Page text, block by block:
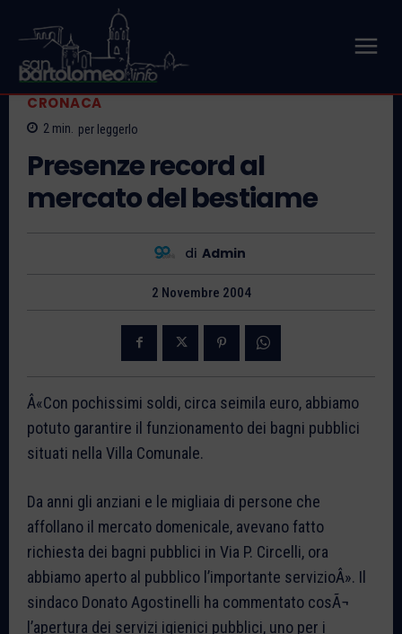
CRONACA
2 min. per leggerlo
Presenze record al
mercato del bestiame
di Admin
2 Novembre 2004
Â«Con pochissimi soldi, circa seimila euro, abbiamo
potuto garantire il funzionamento dei bagni pubblici
situati nella Villa Comunale.
Da anni gli anziani e le migliaia di persone che
affollano il mercato domenicale, avevano fatto
richiesta dei bagni pubblici in Via P. Circelli, ora
abbiamo aperto al pubblico l’importante servizioÂ». Il
sindaco Donato Agostinelli ha commentato cosÃ¬
l’apertura dei servizi igienici pubblici, uno per i